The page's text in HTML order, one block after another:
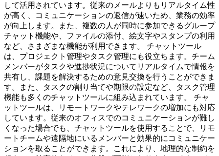
して活用されています。従来のメールよりもリアルタイム性
が高く、コミュニケーションの返信が速いため、業務の効率
が向上します。また、複数の人が同時に参加できるグループ
チャット機能や、ファイルの添付、絵文字やスタンプの利用
など、さまざまな機能が利用できます。 チャットツール
は、プロジェクト管理やタスク管理にも役立ちます。チーム
メンバーがタスクや進捗状況についてリアルタイムで情報を
共有し、課題を解決するための意見交換を行うことができま
す。また、タスクの割り当てや期限の設定など、タスク管理
機能も多くのチャットツールに組み込まれています。 チャ
ットツールは、リモートワークやテレワークの増加にも対応
しています。従来のオフィスでのコミュニケーションが難し
くなった場合でも、チャットツールを使用することで、リモ
ートチームや遠隔地にいるメンバーと効果的にコミュニケー
ションを取ることができます。これにより、地理的な制約を